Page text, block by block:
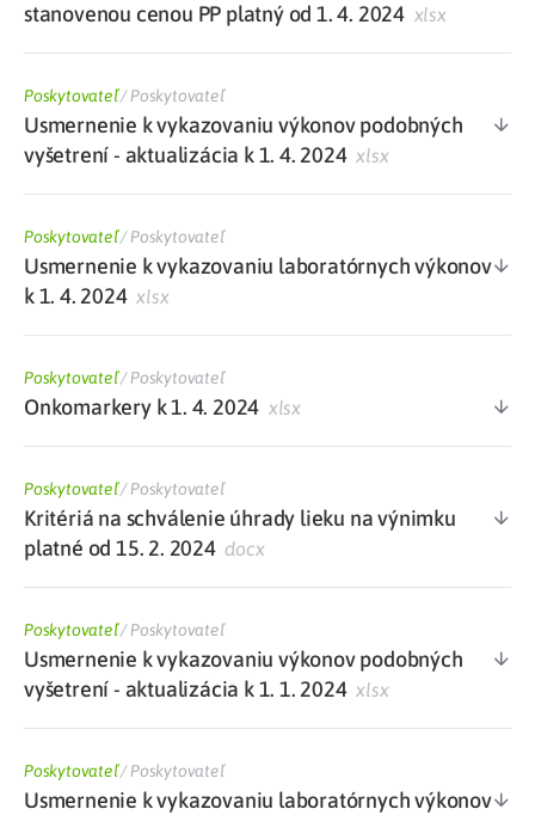
stanovenou cenou PP platný od 1. 4. 2024 xlsx
Poskytovateľ/Poskytovateľ
Usmernenie k vykazovaniu výkonov podobných
vyšetrení - aktualizácia k 1. 4. 2024xlsx
Poskytovateľ/Poskytovateľ
Usmernenie k vykazovaniu laboratórnych výkonov
k 1. 4. 2024xlsx
Poskytovateľ/Poskytovateľ
Onkomarkery k 1. 4. 2024 xlsx
Poskytovateľ/Poskytovateľ
Kritériá na schválenie úhrady lieku na výnimku
platné od 15. 2. 2024docx
Poskytovateľ/Poskytovateľ
Usmernenie k vykazovaniu výkonov podobných
vyšetrení - aktualizácia k 1. 1. 2024xlsx
Poskytovateľ/Poskytovateľ
Usmernenie k vykazovaniu laboratórnych výkonov